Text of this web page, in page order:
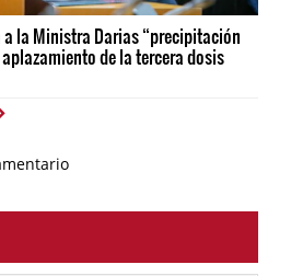
a la Ministra Darias “precipitación
de la tercera dosis